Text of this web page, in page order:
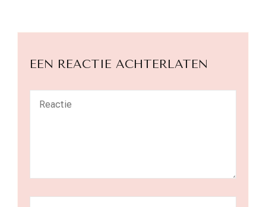
EEN REACTIE ACHTERLATEN